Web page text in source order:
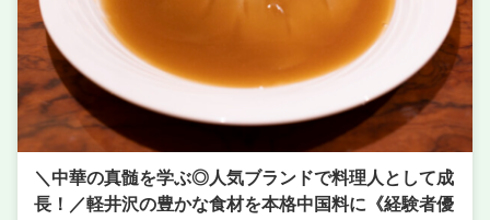
＼中華の真髄を学ぶ◎人気ブランドで料理人として成
長！／軽井沢の豊かな食材を本格中国料に《経験者優